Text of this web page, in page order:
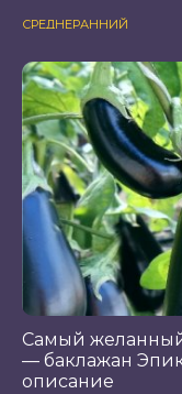
СРЕДНЕРАННИЙ
Самый желанный
— баклажан Эпик
описание